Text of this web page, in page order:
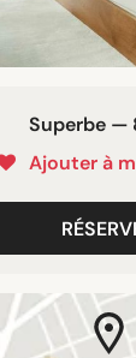
Superbe —
Ajouter à